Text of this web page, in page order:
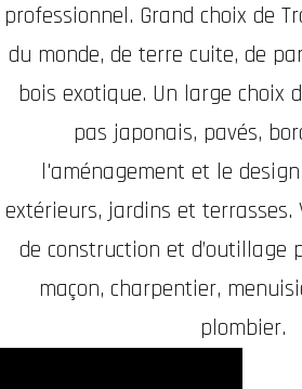
professionnel. Grand choix de
du monde, de terre cuite, de
bois exotique. Un large choix
pas japonais, pavés,
l'aménagement et le
extérieurs, jardins et terrasses.
de construction et d’outillage
maçon, charpentier,
plombier.